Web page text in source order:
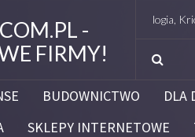
-
FIRMY!
Białystok – Endermologia, Kriolipoliza
BUDOWNICTWO
DLA
SKLEPY INTERNETOWE